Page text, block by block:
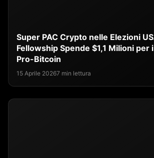
Super PAC Crypto nelle Elezioni
Fellowship Spende $1,1 Milioni per
Pro-Bitcoin
15 Aprile 20267 min lettura